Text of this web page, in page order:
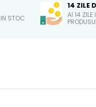
IN STOC
14 ZILE
AI 14 ZILE